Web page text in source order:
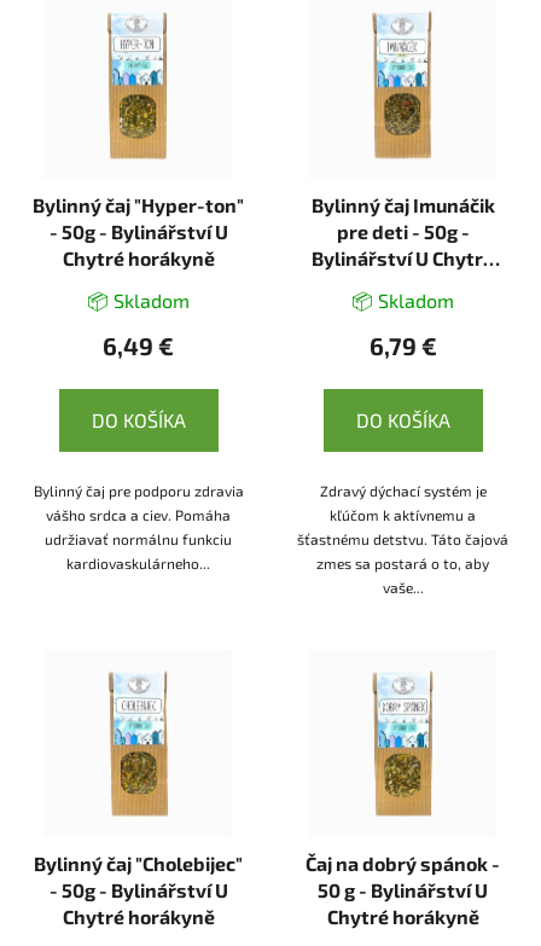
Bylinný čaj "Hyper-ton"
- 50g - Bylinářství U
Chytré horákyně
📦 Skladom
6,49 €
DO KOŠÍKA
Bylinný čaj pre podporu zdravia
vášho srdca a ciev. Pomáha
udržiavať normálnu funkciu
kardiovaskulárneho...
Bylinný čaj Imunáčik
pre deti - 50g -
Bylinářství U Chytré
📦 Skladom
6,79 €
DO KOŠÍKA
Zdravý dýchací systém je
kľúčom k aktívnemu a
šťastnému detstvu. Táto čajová
zmes sa postará o to, aby
vaše...
Bylinný čaj "Cholebijec"
- 50g - Bylinářství U
Chytré horákyně
Čaj na dobrý spánok -
50 g - Bylinářství U
Chytré horákyně